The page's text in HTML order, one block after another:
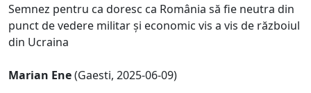
Semnez pentru ca doresc ca România să fie neutra din
punct de vedere militar și economic vis a vis de războiul
din Ucraina
Marian Ene(Gaesti, 2025-06-09)